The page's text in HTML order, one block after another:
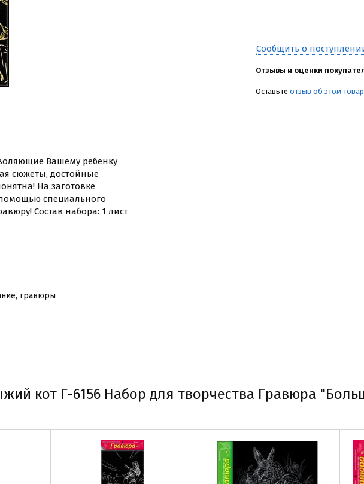
Вашему ребёнку
сюжеты, достойные
На заготовке
специального
Состав набора: 1 лист
гравюры
Сообщить о
Отзывы и оценки
Оставьте отзыв об этом
кот Г-6156 Набор для творчества Гравюра